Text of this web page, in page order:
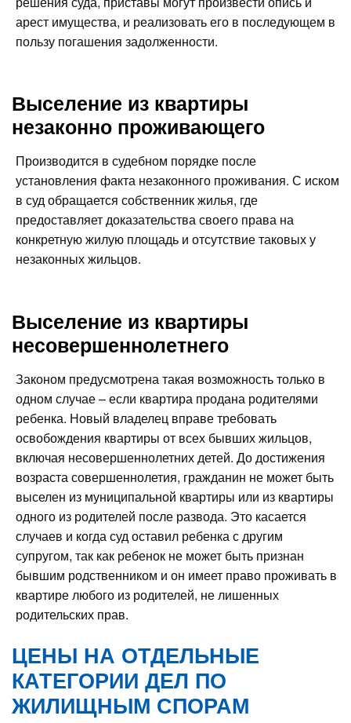
арест имущества, и реализовать его в последующем в
пользу погашения задолженности.
Выселение из квартиры
незаконно проживающего
Производится в судебном порядке после
установления факта незаконного проживания. С иском
в суд обращается собственник жилья, где
предоставляет доказательства своего права на
конкретную жилую площадь и отсутствие таковых у
незаконных жильцов.
Выселение из квартиры
несовершеннолетнего
Законом предусмотрена такая возможность только в
одном случае – если квартира продана родителями
ребенка. Новый владелец вправе требовать
освобождения квартиры от всех бывших жильцов,
включая несовершеннолетних детей. До достижения
возраста совершеннолетия, гражданин не может быть
выселен из муниципальной квартиры или из квартиры
одного из родителей после развода. Это касается
случаев и когда суд оставил ребенка с другим
супругом, так как ребенок не может быть признан
бывшим родственником и он имеет право проживать в
квартире любого из родителей, не лишенных
родительских прав.
ЦЕНЫ НА ОТДЕЛЬНЫЕ
КАТЕГОРИИ ДЕЛ ПО
ЖИЛИЩНЫМ СПОРАМ